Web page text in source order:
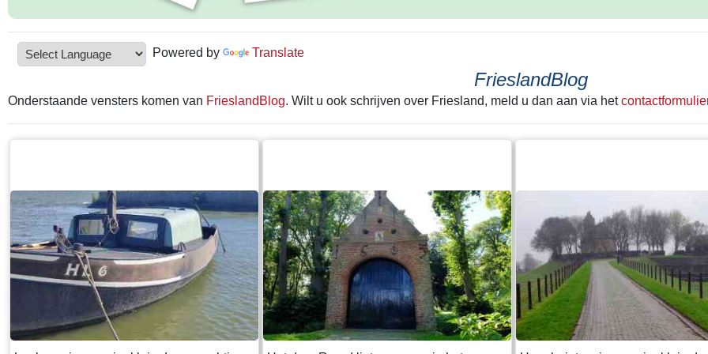
Powered by Translate
FrieslandBlog
Onderstaande vensters komen van FrieslandBlog. Wilt u ook schrijven over Friesland, meld u dan aan via het